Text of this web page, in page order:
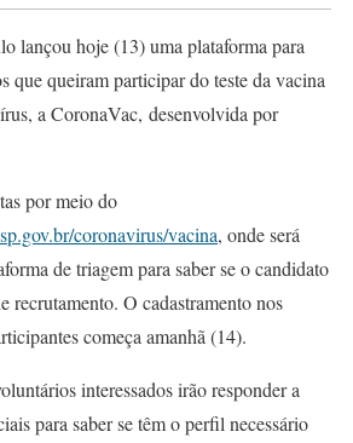
lançou hoje (13) uma plataforma para
que queiram participar do teste da vacina
a CoronaVac, desenvolvida por
por meio do
coronavirus/vacina, onde será
de triagem para saber se o candidato
recrutamento. O cadastramento nos
começa amanhã (14).
interessados irão responder a
para saber se têm o perfil necessário